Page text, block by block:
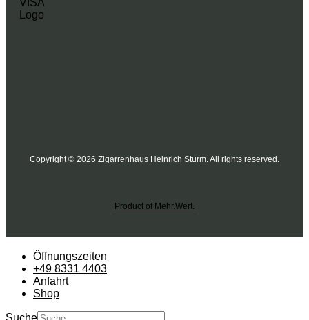
Copyright © 2026 Zigarrenhaus Heinrich Sturm. All rights reserved.
Product of Mehr.Wert.
Öffnungszeiten
+49 8331 4403
Anfahrt
Shop
Suche